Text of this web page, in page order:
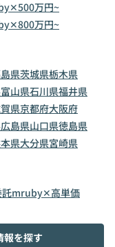
万円~
万円~
県茨城県栃木県
富山県石川県福井県
県京都府大阪府
広島県山口県徳島県
県大分県宮崎県
mruby✕高単価
報を探す